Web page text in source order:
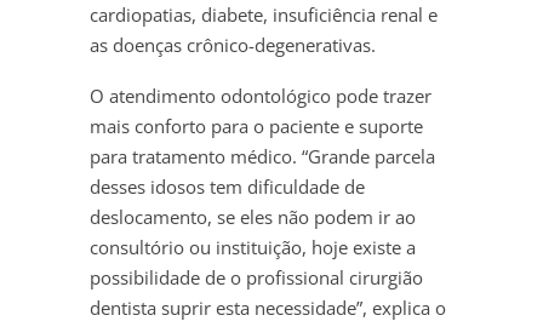
cardiopatias, diabete, insuficiência renal e
as doenças crônico-degenerativas.
O atendimento odontológico pode trazer
mais conforto para o paciente e suporte
para tratamento médico. “Grande parcela
desses idosos tem dificuldade de
deslocamento, se eles não podem ir ao
consultório ou instituição, hoje existe a
possibilidade de o profissional cirurgião
dentista suprir esta necessidade”, explica o